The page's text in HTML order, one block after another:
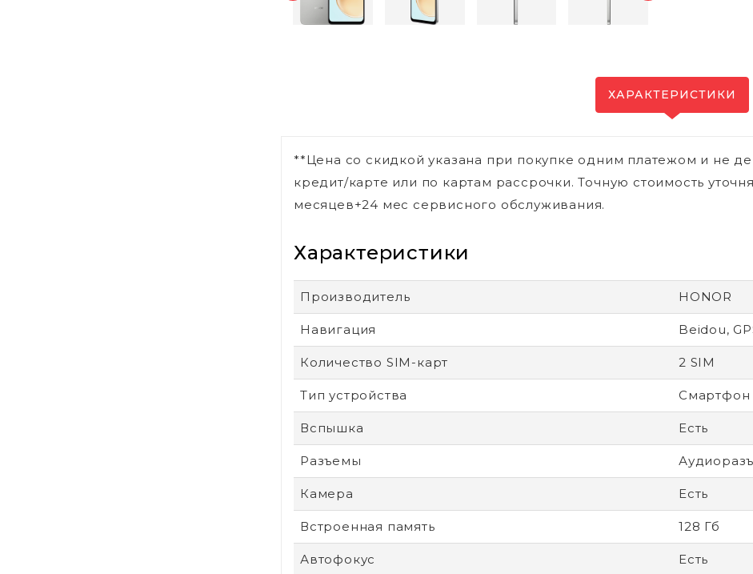
ХАРАКТЕРИСТИКИ
**Цена со скидкой указана при покупке одним платежом и не
кредит/карте или по картам рассрочки. Точную стоимость
месяцев+24 мес сервисного обслуживания.
Характеристики
Производитель HONOR
Навигация Beidou,
Количество SIM-карт 2 SIM
Тип устройства Смартфон
Вспышка Есть
Разъемы
Камера Есть
Встроенная память 128 Гб
Автофокус Есть